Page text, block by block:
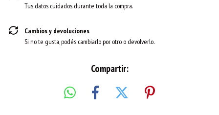
Tus datos cuidados durante toda la compra.
Cambios y devoluciones
Si no te gusta, podés cambiarlo por otro o devolverlo.
Compartir: